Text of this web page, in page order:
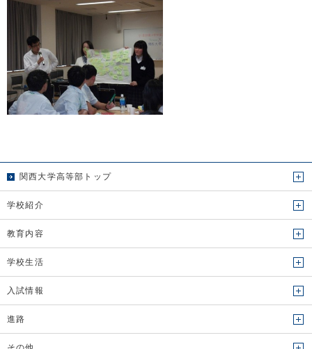
関西大学高等部トップ
学校紹介
教育内容
学校生活
入試情報
進路